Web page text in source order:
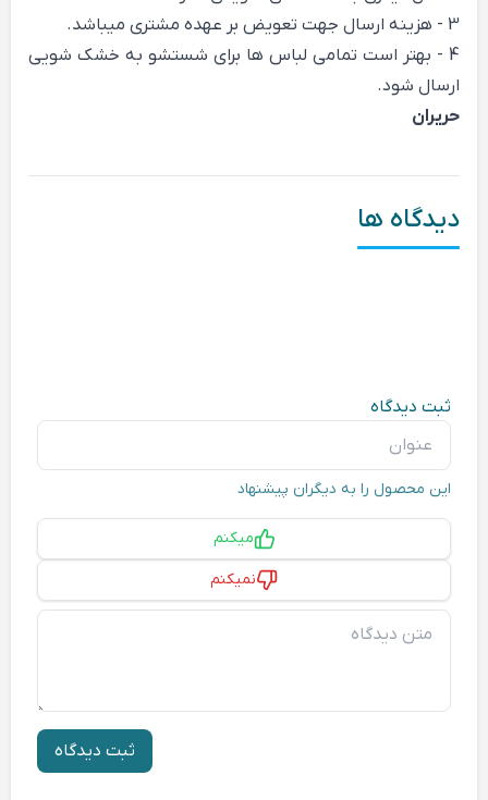
3 - هزینه ارسال جهت تعویض بر عهده مشتری میباشد.
4 - بهتر است تمامی لباس ها برای شستشو به خشک شویی
ارسال شود.
حریران
دیدگاه ها
ثبت دیدگاه
عنوان
این محصول را به دیگران پیشنهاد
پیشنهاد
میکنم
نمیکنم
متن دیدگاه
ثبت دیدگاه